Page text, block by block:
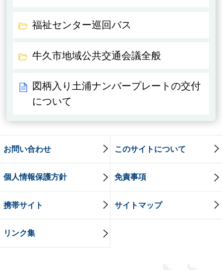
福祉センター巡回バス
牛久市地域公共交通会議全般
図柄入り土浦ナンバープレートの交付
について
お問い合わせ このサイトについて
個人情報保護方針 免責事項
携帯サイト サイトマップ
リンク集